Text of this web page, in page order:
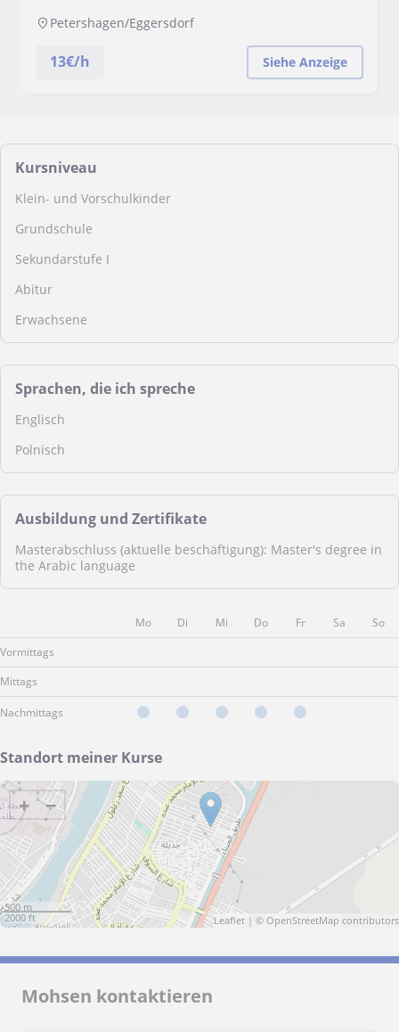
Petershagen/Eggersdorf
13€/h Siehe Anzeige
Kursniveau
Klein- und Vorschulkinder
Grundschule
Sekundarstufe I
Abitur
Erwachsene
Sprachen, die ich spreche
Englisch
Polnisch
Ausbildung und Zertifikate
Masterabschluss (aktuelle beschäftigung): Master's degree in
the Arabic language
Mo Di Mi Do Fr Sa
So
Vormittags
Mittags
Nachmittags
Standort meiner Kurse
+ −
500 m
2000 ft
Leaflet| © OpenStreetMap contributors
Mohsen kontaktieren